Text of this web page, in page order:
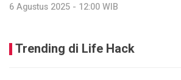
6 Agustus 2025 - 12:00 WIB
Trending di Life Hack